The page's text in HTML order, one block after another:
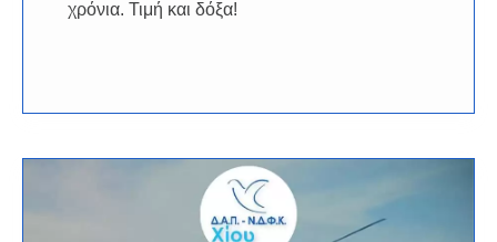
χρόνια. Τιμή και δόξα!